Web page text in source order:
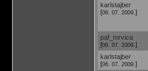
karlstajber
[06. 07. 2009. ]
paf_mrvica
[06. 07. 2009. ]
karlstajber
[06. 07. 2009. ]